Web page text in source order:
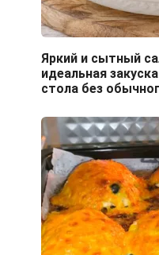
Яркий и сытный
идеальная
стола без